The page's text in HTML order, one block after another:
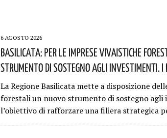
6 AGOSTO 2026
Basilicata: Per Le Imprese Vivaistiche
Strumento Di Sostegno Agli Investimenti.
La Regione Basilicata mette a disposizione
forestali un nuovo strumento di sostegno agli
l’obiettivo di rafforzare una filiera strategica